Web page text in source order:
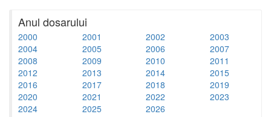
Anul dosarului
2000 2001 2002
2003
2004
2005 2006
2007
2008
2009 2010
2011
2012
2013 2014
2015
2016
2017 2018
2019
2020
2021 2022
2023
2024
2025 2026